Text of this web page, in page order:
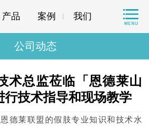
产品 案例 我们
公司动态
术总监莅临「恩德莱山
行技术指导和现场教学
德莱联盟的假肢专业知识和技术水